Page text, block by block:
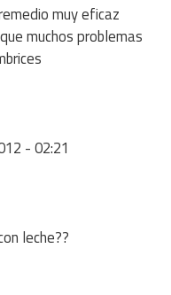
muy eficaz
muchos problemas
- 02:21
leche??